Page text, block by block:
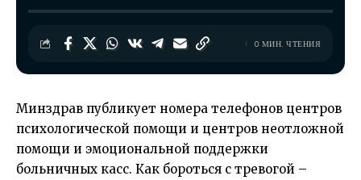
0 МИН. ЧТЕНИЯ
Минздрав публикует номера телефонов центров
психологической помощи и центров неотложной
помощи и эмоциональной поддержки
больничных касс. Как бороться с тревогой –